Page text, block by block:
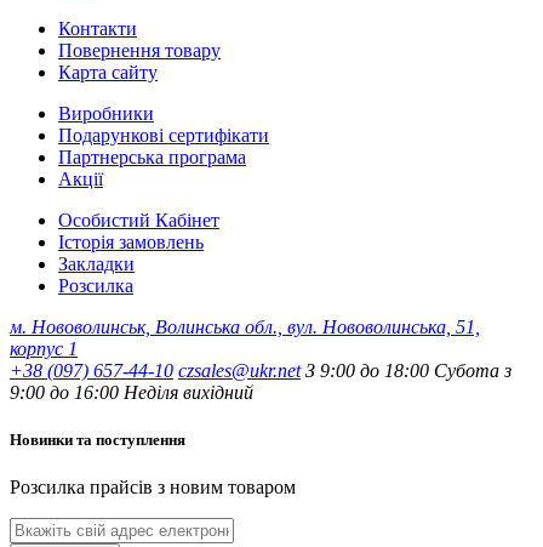
Контакти
Повернення товару
Карта сайту
Виробники
Подарункові сертифікати
Партнерська програма
Акції
Особистий Кабінет
Історія замовлень
Закладки
Розсилка
м. Нововолинськ, Волинська обл., вул. Нововолинська, 51,
корпус 1
+38 (097) 657-44-10 czsales@ukr.net З 9:00 до 18:00 Субота з
9:00 до 16:00 Неділя вихідний
Новинки та поступлення
Розсилка прайсів з новим товаром